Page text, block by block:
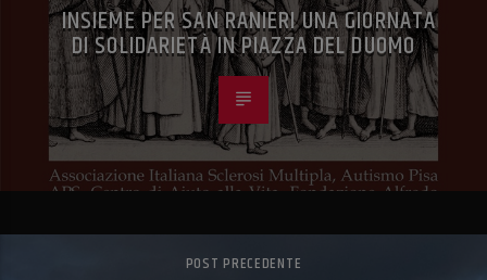
INSIEME PER SAN RANIERI UNA GIORNATA
DI SOLIDARIETÀ IN PIAZZA DEL DUOMO
POST PRECEDENTE